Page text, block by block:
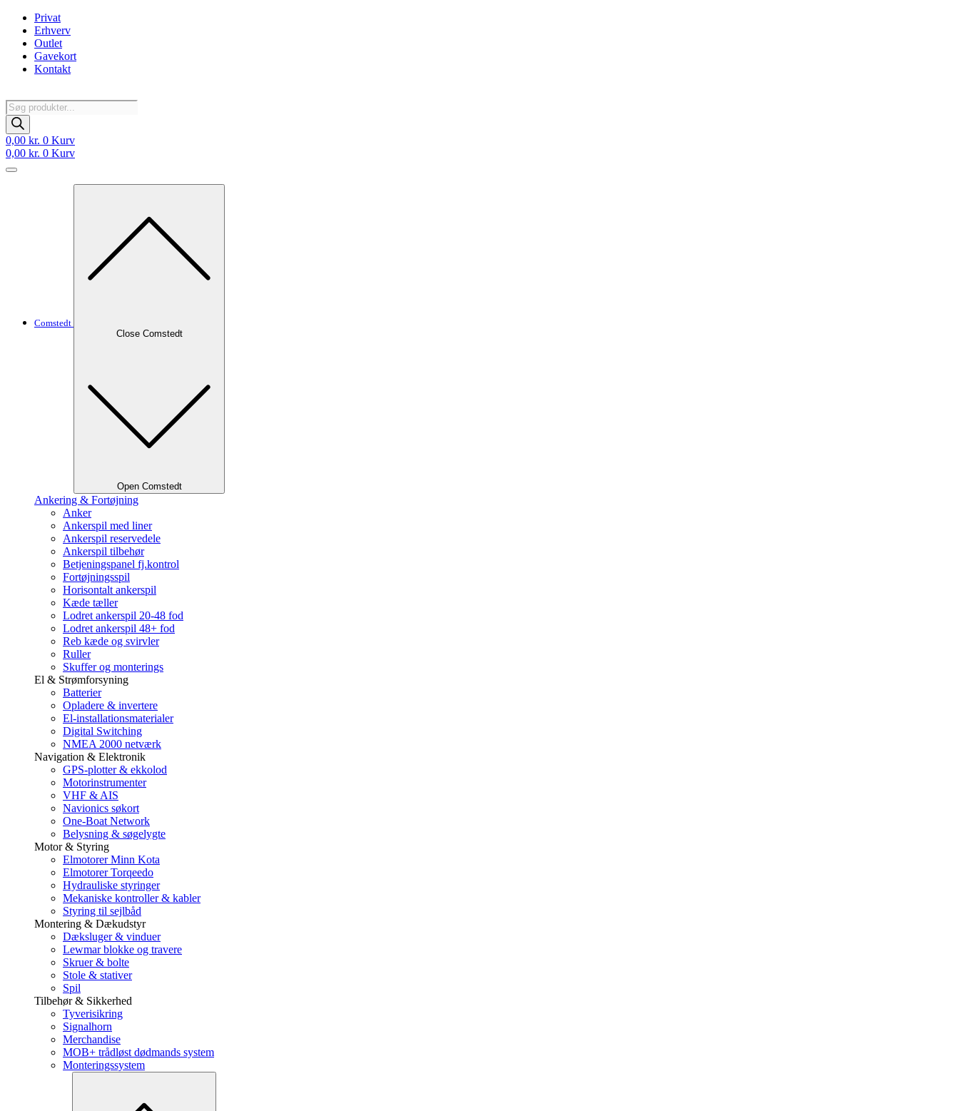
Videre
indhold
Privat
Erhverv
Outlet
Gavekort
Kontakt
Products
search
0,00 kr. 0 Kurv
0,00 kr. 0 Kurv
Comstedt
Close Comstedt
Open Comstedt
Ankering & Fortøjning
Anker
Ankerspil med liner
Ankerspil reservedele
Ankerspil tilbehør
Betjeningspanel fj.kontrol
Fortøjningsspil
Horisontalt ankerspil
Kæde tæller
Lodret ankerspil 20-48 fod
Lodret ankerspil 48+ fod
Reb kæde og svirvler
Ruller
Skuffer og monterings
El & Strømforsyning
Batterier
Opladere & invertere
El-installationsmaterialer
Digital Switching
NMEA 2000 netværk
Navigation & Elektronik
GPS-plotter & ekkolod
Motorinstrumenter
VHF & AIS
Navionics søkort
One-Boat Network
Belysning & søgelygte
Motor & Styring
Elmotorer Minn Kota
Elmotorer Torqeedo
Hydrauliske styringer
Mekaniske kontroller & kabler
Styring til sejlbåd
Montering & Dækudstyr
Dæksluger & vinduer
Lewmar blokke og travere
Skruer & bolte
Stole & stativer
Spil
Tilbehør & Sikkerhed
Tyverisikring
Signalhorn
Merchandise
MOB+ trådløst dødmands system
Monteringssystem